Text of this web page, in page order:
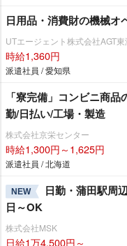
日用品・消費財の機械オ
UTエージェント株式会社AGT
時給1,360円
派遣社員 / 愛知県
「寮完備」コンビニ商
勤/日払い/工場・製造
株式会社京栄センター
時給1,300円～1,625円
派遣社員 / 北海道
NEW
日勤・蒲田駅周
日～OK
株式会社MSK
日給1万4,500円～